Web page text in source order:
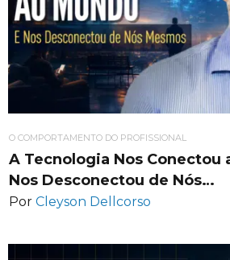
O COMPORTAMENTO DO PROFISSIONAL
A Tecnologia Nos Conectou
Nos Desconectou de Nós…
Por Cleyson Dellcorso